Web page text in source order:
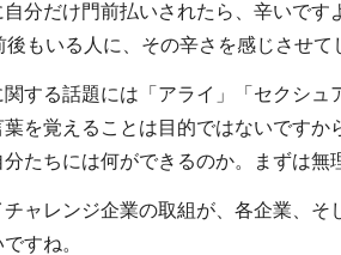
分だけ門前払いされたら、辛いで
後もいる人に、その辛さを感じさせ
する話題には「アライ」「セクシ
葉を覚えることは目的ではないです
たちには何ができるのか。まずは無
ャレンジ企業の取組が、各企業、
すね。